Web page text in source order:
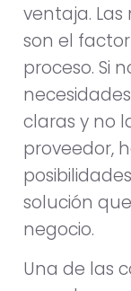
ventaja.
son el
proceso. Si
claras y no
proveedor,
solución
negocio.
Una de las